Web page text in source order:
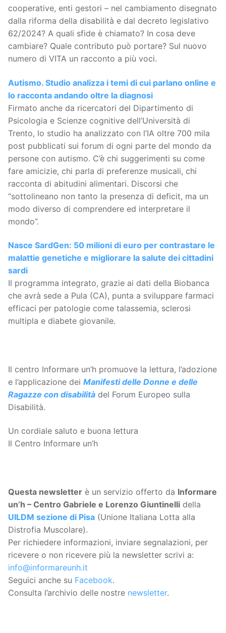
cooperative, enti gestori – nel cambiamento disegnato
dalla riforma della disabilità e dal decreto legislativo
62/2024? A quali sfide è chiamato? In cosa deve
cambiare? Quale contributo può portare? Sul nuovo
numero di VITA un racconto a più voci.
Autismo. Studio analizza i temi di cui parlano online e
lo racconta andando oltre la diagnosi
Firmato anche da ricercatori del Dipartimento di
Psicologia e Scienze cognitive dell’Università di
Trento, lo studio ha analizzato con l’IA oltre 700 mila
post pubblicati sui forum di ogni parte del mondo da
persone con autismo. C’è chi suggerimenti su come
fare amicizie, chi parla di preferenze musicali, chi
racconta di abitudini alimentari. Discorsi che
“sottolineano non tanto la presenza di deficit, ma un
modo diverso di comprendere ed interpretare il
mondo”.
Nasce SardGen: 50 milioni di euro per contrastare le
malattie genetiche e migliorare la salute dei cittadini
sardi
Il programma integrato, grazie ai dati della Biobanca
che avrà sede a Pula (CA), punta a sviluppare farmaci
efficaci per patologie come talassemia, sclerosi
multipla e diabete giovanile.
Il centro Informare un’h promuove la lettura, l’adozione
e l’applicazione dei Manifesti delle Donne e delle
Ragazze con disabilità del Forum Europeo sulla
Disabilità.
Un cordiale saluto e buona lettura
Il Centro Informare un’h
Questa newsletter è un servizio offerto da Informare
un’h – Centro Gabriele e Lorenzo Giuntinelli della
UILDM sezione di Pisa (Unione Italiana Lotta alla
Distrofia Muscolare).
Per richiedere informazioni, inviare segnalazioni, per
ricevere o non ricevere più la newsletter scrivi a:
info@informareunh.it
Seguici anche su Facebook.
Consulta l’archivio delle nostre newsletter.